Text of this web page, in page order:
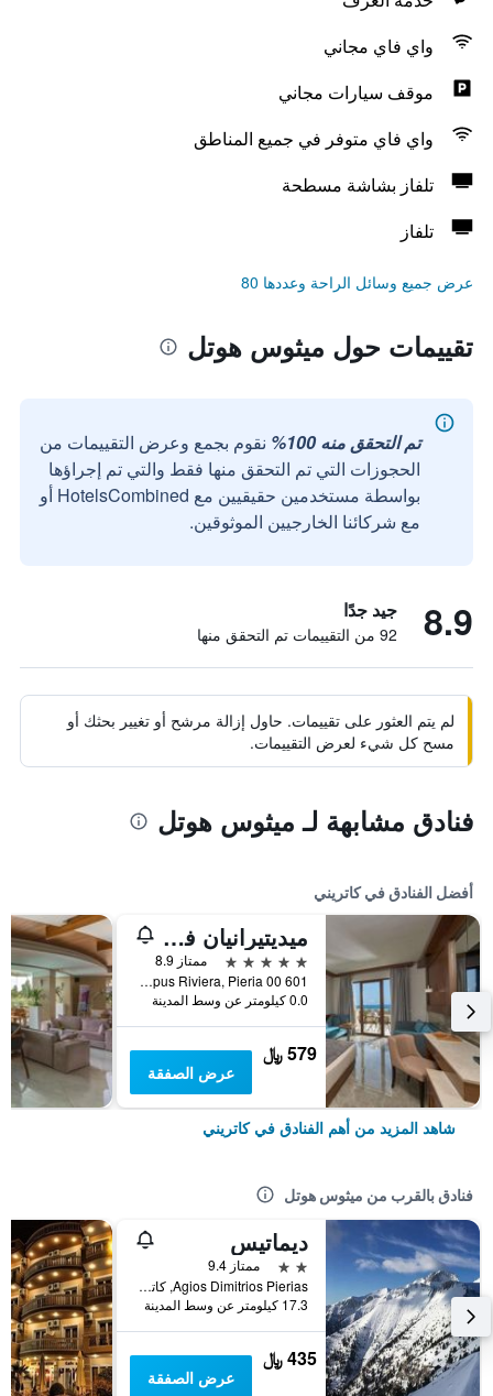
واي فاي مجاني
موقف سيارات مجاني
واي فاي متوفر في جميع المناطق
تلفاز بشاشة مسطحة
تلفاز
عرض جميع وسائل الراحة وعددها 80
تقييمات حول ميثوس هوتل
تم التحقق منه 100%
نقوم بجمع وعرض التقييمات من
الحجوزات التي تم التحقق منها فقط والتي تم إجراؤها
بواسطة مستخدمين حقيقيين مع HotelsCombined أو
مع شركائنا الخارجيين الموثوقين.
8.9 جيد جدًا
92 من التقييمات تم التحقق منها
لم يتم العثور على تقييمات. حاول إزالة مرشح أو تغيير بحثك أو
مسح كل شيء لعرض التقييمات.
فنادق مشابهة لـ ميثوس هوتل
أفضل الفنادق في كاتريني
ميديتيرانيان فيليدج هوتل آند سبا
5 نجوم
ممتاز 8.9
601 00 Paralia, Olympus Riviera, Pieria, كاتريني, اليونان
0.0 كيلومتر عن وسط المدينة
579 ﷼
عرض الصفقة
شاهد المزيد من أهم الفنادق في كاتريني
فنادق بالقرب من ميثوس هوتل
ديماتيس
2 نجمتين
ممتاز 9.4
Agios Dimitrios Pierias, كاتريني, اليونان
17.3 كيلومتر عن وسط المدينة
435 ﷼
عرض الصفقة